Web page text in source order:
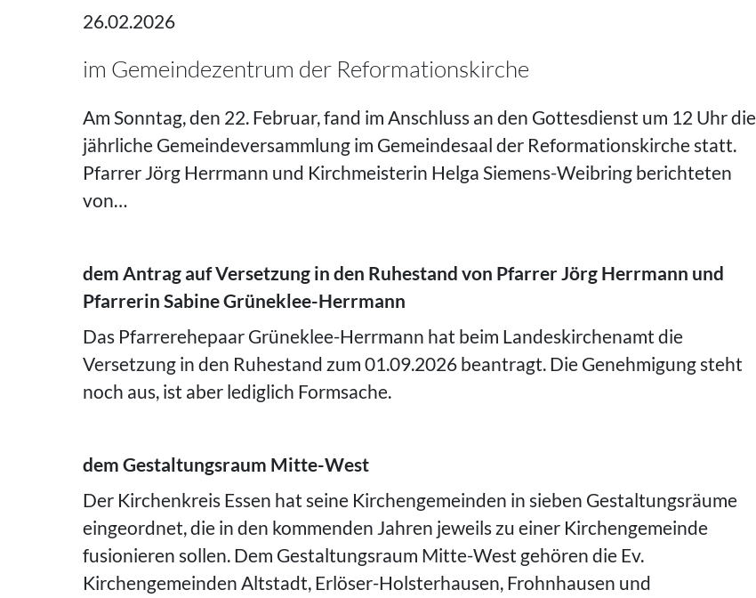
26.02.2026
im Gemeindezentrum der Reformationskirche
Am Sonntag, den 22. Februar, fand im Anschluss an den Gottesdienst um 12 Uhr die
jährliche Gemeindeversammlung im Gemeindesaal der Reformationskirche statt.
Pfarrer Jörg Herrmann und Kirchmeisterin Helga Siemens-Weibring berichteten
von…
dem Antrag auf Versetzung in den Ruhestand von Pfarrer Jörg Herrmann und
Pfarrerin Sabine Grüneklee-Herrmann
Das Pfarrerehepaar Grüneklee-Herrmann hat beim Landeskirchenamt die
Versetzung in den Ruhestand zum 01.09.2026 beantragt. Die Genehmigung steht
noch aus, ist aber lediglich Formsache.
dem Gestaltungsraum Mitte-West
Der Kirchenkreis Essen hat seine Kirchengemeinden in sieben Gestaltungsräume
eingeordnet, die in den kommenden Jahren jeweils zu einer Kirchengemeinde
fusionieren sollen. Dem Gestaltungsraum Mitte-West gehören die Ev.
Kirchengemeinden Altstadt, Erlöser-Holsterhausen, Frohnhausen und